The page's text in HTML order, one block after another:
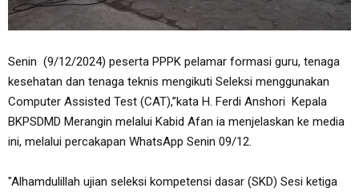
Senin (9/12/2024) peserta PPPK pelamar formasi guru, tenaga
kesehatan dan tenaga teknis mengikuti Seleksi menggunakan
Computer Assisted Test (CAT),”kata H. Ferdi Anshori Kepala
BKPSDMD Merangin melalui Kabid Afan ia menjelaskan ke media
ini, melalui percakapan WhatsApp Senin 09/12.
"Alhamdulillah ujian seleksi kompetensi dasar (SKD) Sesi ketiga